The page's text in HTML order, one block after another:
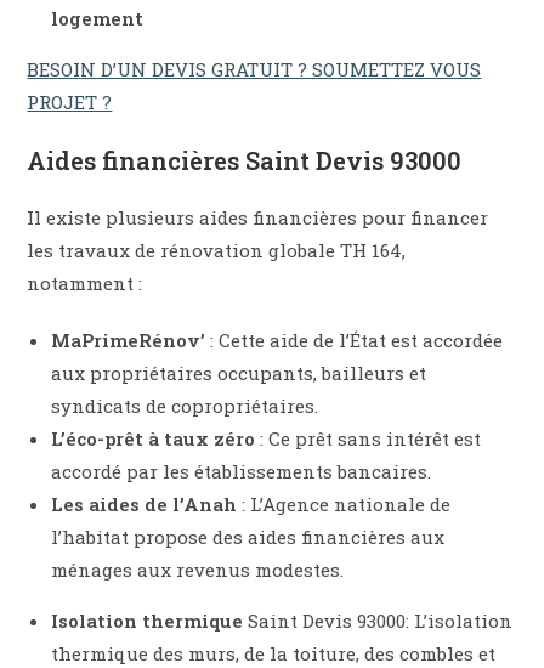
logement
BESOIN D’UN DEVIS GRATUIT ? SOUMETTEZ VOUS
PROJET ?
Aides financières Saint Devis 93000
Il existe plusieurs aides financières pour financer
les travaux de rénovation globale TH 164,
notamment :
MaPrimeRénov’ : Cette aide de l’État est accordée
aux propriétaires occupants, bailleurs et
syndicats de copropriétaires.
L’éco-prêt à taux zéro : Ce prêt sans intérêt est
accordé par les établissements bancaires.
Les aides de l’Anah : L’Agence nationale de
l’habitat propose des aides financières aux
ménages aux revenus modestes.
Isolation thermique Saint Devis 93000: L’isolation
thermique des murs, de la toiture, des combles et